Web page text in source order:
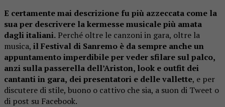
E certamente mai descrizione fu più azzeccata come la
sua per descrivere la kermesse musicale più amata
dagli italiani. Perché oltre le canzoni in gara, oltre la
musica, il Festival di Sanremo è da sempre anche un
appuntamento imperdibile per veder sfilare sul palco,
anzi sulla passerella dell’Ariston, look e outfit dei
cantanti in gara, dei presentatori e delle vallette, e per
discutere di stile, buono o cattivo che sia, a suon di Tweet o
di post su Facebook.